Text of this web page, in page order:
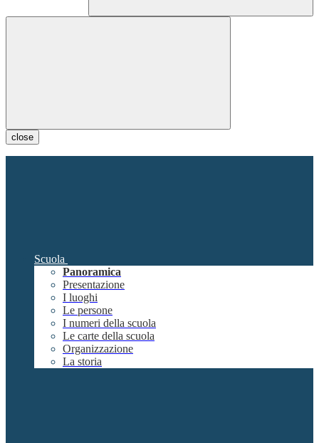
close
Scuola
Panoramica
Presentazione
I luoghi
Le persone
I numeri della scuola
Le carte della scuola
Organizzazione
La storia